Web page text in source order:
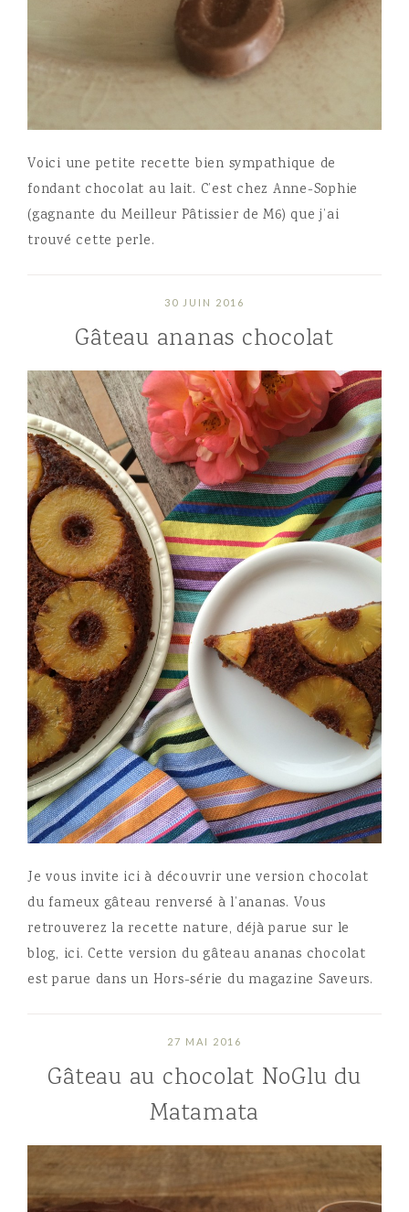
Voici une petite recette bien sympathique de
fondant chocolat au lait. C’est chez Anne-Sophie
(gagnante du Meilleur Pâtissier de M6) que j’ai
trouvé cette perle.
30 JUIN 2016
Gâteau ananas chocolat
Je vous invite ici à découvrir une version chocolat
du fameux gâteau renversé à l’ananas. Vous
retrouverez la recette nature, déjà parue sur le
blog, ici. Cette version du gâteau ananas chocolat
est parue dans un Hors-série du magazine Saveurs.
27 MAI 2016
Gâteau au chocolat NoGlu du
Matamata